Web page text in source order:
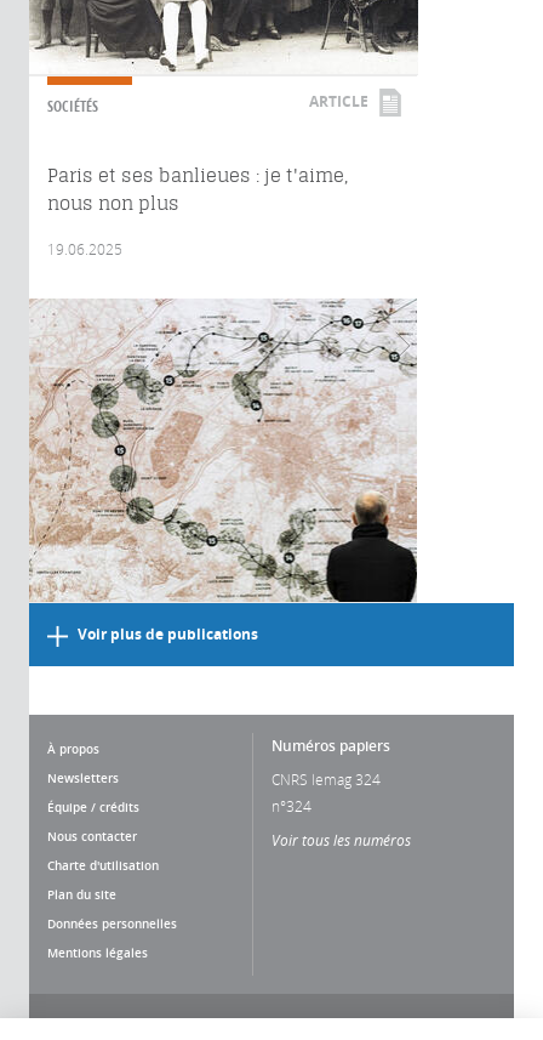
SOCIÉTÉS ARTICLE
Paris et ses banlieues : je t'aime,
nous non plus
19.06.2025
Voir plus de publications
À propos
Newsletters
Équipe / crédits
Nous contacter
Charte d'utilisation
Plan du site
Données personnelles
Mentions légales
Numéros papiers
CNRS lemag 324
n°324
Voir tous les numéros